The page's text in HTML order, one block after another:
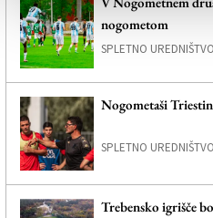
nogometom
SPLETNO
Nogometaši
SPLETNO
Trebensko igrišče